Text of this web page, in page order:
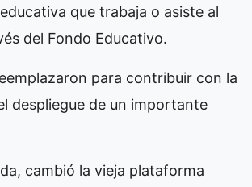
que trabaja o asiste al
del Fondo Educativo.
para contribuir con la
despliegue de un importante
cambió la vieja plataforma